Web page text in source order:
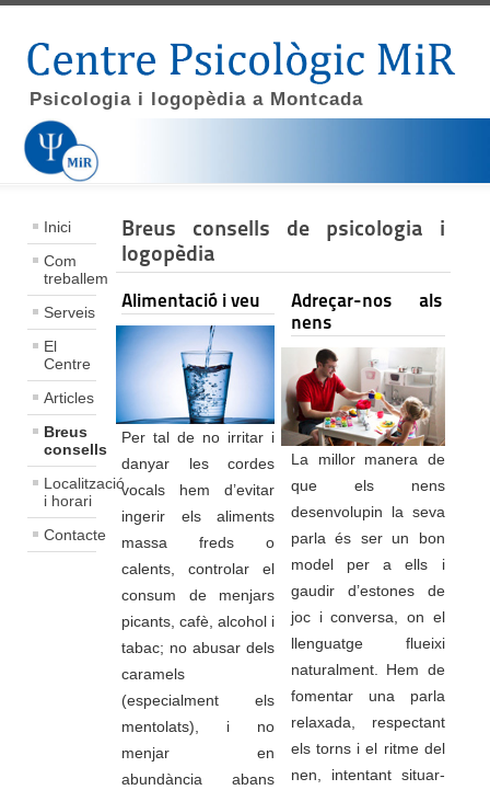
Psicologia i logopèdia a Montcada
Inici
Com
treballem
Serveis
El
Centre
Articles
Breus
consells
Localització
i horari
Contacte
Breus consells de psicologia i
logopèdia
Alimentació i veu
Per tal de no irritar i
danyar les cordes
vocals hem d’evitar
ingerir els aliments
massa freds o
calents, controlar el
consum de menjars
picants, cafè, alcohol i
tabac; no abusar dels
caramels
(especialment els
mentolats), i no
menjar en
abundància abans
Adreçar-nos als
nens
La millor manera de
que els nens
desenvolupin la seva
parla és ser un bon
model per a ells i
gaudir d’estones de
joc i conversa, on el
llenguatge flueixi
naturalment. Hem de
fomentar una parla
relaxada, respectant
els torns i el ritme del
nen, intentant situar-